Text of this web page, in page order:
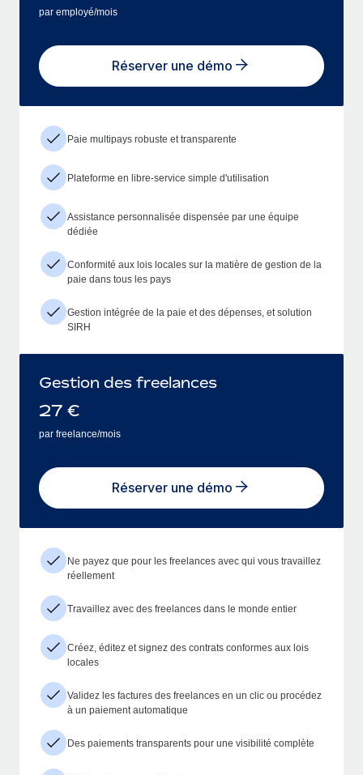
par employé/mois
Réserver une démo
Paie multipays robuste et transparente
Plateforme en libre-service simple d'utilisation
Assistance personnalisée dispensée par une équipe
dédiée
Conformité aux lois locales sur la matière de gestion de la
paie dans tous les pays
Gestion intégrée de la paie et des dépenses, et solution
SIRH
Gestion des freelances
27 €
par freelance/mois
Réserver une démo
Ne payez que pour les freelances avec qui vous travaillez
réellement
Travaillez avec des freelances dans le monde entier
Créez, éditez et signez des contrats conformes aux lois
locales
Validez les factures des freelances en un clic ou procédez
à un paiement automatique
Des paiements transparents pour une visibilité complète